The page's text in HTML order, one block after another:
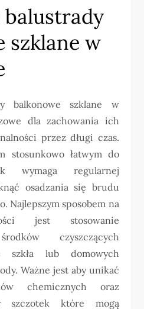
balustrady
szklane w
balkonowe szklane w
dla zachowania ich
przez długi czas.
stosunkowo łatwym do
wymaga regularnej
osadzania się brudu
Najlepszym sposobem na
jest stosowanie
czyszczących
szkła lub domowych
Ważne jest aby unikać
chemicznych oraz
szczotek które mogą